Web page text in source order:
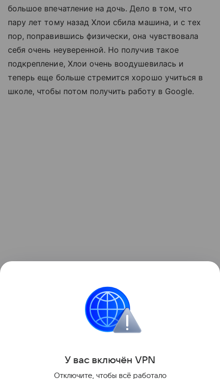
большое впечатление на дочь. Дело в том, что
пару лет тому назад Хлои сбила машина, и с тех
пор, поправившись физически, она чувствовала
себя очень неуверенной. Но получив такое
подкрепление, Хлои очень воодушевилась и
теперь еще больше стремится хорошо учиться в
школе, чтобы потом получить работу в Google.
трогательную историю о
мальчике-аутисте и его собаке.
Поделиться
У вас включён VPN
Отключите, чтобы всё работало